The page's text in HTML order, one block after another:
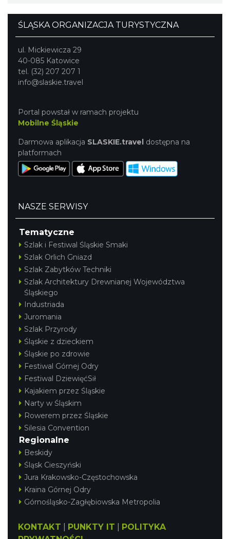
ŚLĄSKA ORGANIZACJA TURYSTYCZNA
ul. Mickiewicza 29
40-085 Katowice
tel. (32) 207 207 1
info@slaskie.travel
Portal powstał w ramach projektu
Mobilne Śląskie
Darmowa aplikacja SLASKIE.travel dostępna na
platformach
NASZE SERWISY
Tematyczne
Szlak i Festiwal Śląskie Smaki
Szlak Orlich Gniazd
Szlak Zabytków Techniki
Szlak Architektury Drewnianej Województwa
Śląskiego
Industriada
Juromania
Szlak Przyrody
Śląskie z dzieckiem
Śląskie po zdrowie
Festiwal Górnej Odry
Festiwal DziewięćSił
Kajakiem przez Śląskie
Narty w Śląskim
Rowerem przez Śląskie
Silesia Convention
Regionalne
Beskidy
Śląsk Cieszyński
Jura Krakowsko-Częstochowska
Kraina Górnej Odry
Górnośląsko-Zagłębiowska Metropolia
KONTAKT PUNKTY IT
POLITYKA